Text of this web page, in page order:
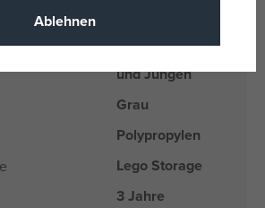
Für Mädchen
und Jungen
Grau
Polypropylen
Lego Storage
3 Jahre
Ablehnen